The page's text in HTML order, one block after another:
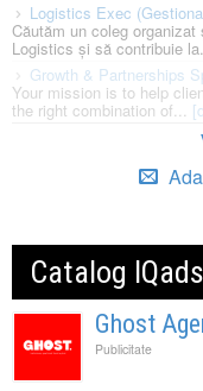
Logistics Exec
Căutăm un coleg
Logistics și să contribuie
Growth & Partnerships
Your mission is to help
the right combination of...
Catalog IQads
Ghost
Publicitate